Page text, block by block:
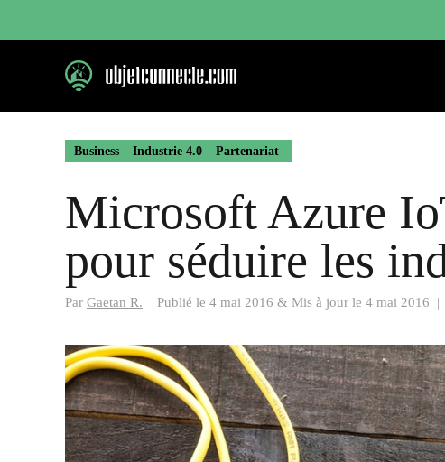
Business Industrie 4.0 Partenariat
Microsoft Azure
pour séduire les
Par Gaetan R. Publié le 4 mai 2016 & Mis à jour le 4 mai 2016 |